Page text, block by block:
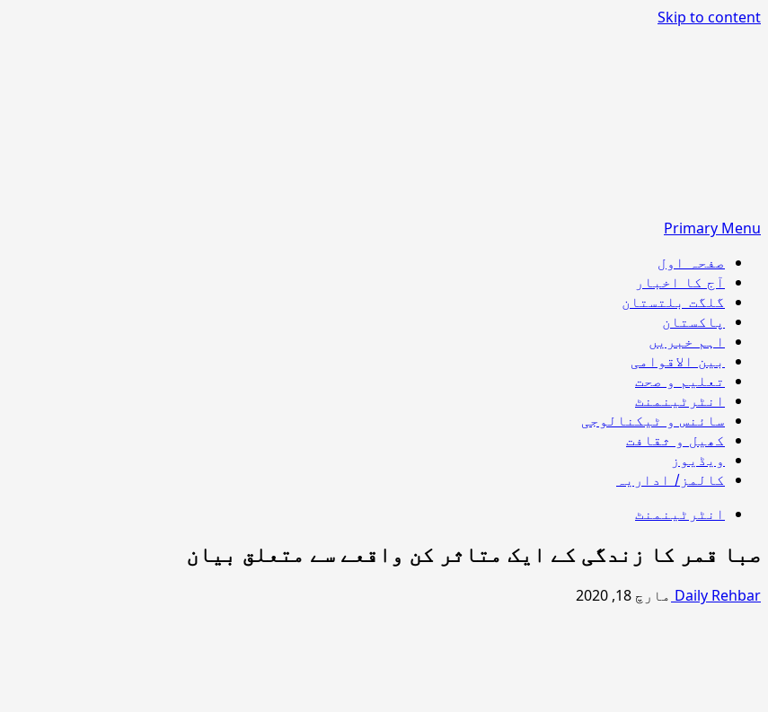
Skip to content
Primary Menu
صفحہ اول
آج کا اخبار
گلگت بلتستان
پاکستان
اہم خبریں
بین الاقوامی
تعلیم و صحت
انٹرٹینمنٹ
سائنس و ٹیکنالوجی
کھیل و ثقافت
ویڈیوز
کالمز/ اداریہ
انٹرٹینمنٹ
صبا قمر کا زندگی کے ایک متاثر کن واقعے سے متعلق بیان
Daily Rehbar مارچ 18, 2020